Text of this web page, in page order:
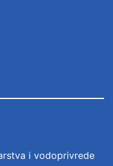
i vodoprivrede